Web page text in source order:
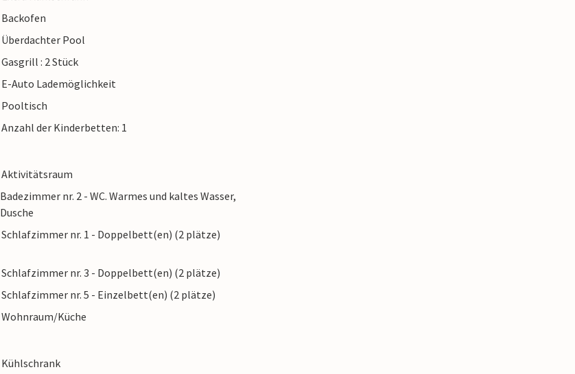
Backofen
Überdachter Pool
Gasgrill : 2 Stück
E-Auto Lademöglichkeit
Pooltisch
Anzahl der Kinderbetten: 1
Aktivitätsraum
Badezimmer nr. 2 - WC. Warmes und kaltes Wasser,
Dusche
Schlafzimmer nr. 1 - Doppelbett(en) (2 plätze)
Schlafzimmer nr. 3 - Doppelbett(en) (2 plätze)
Schlafzimmer nr. 5 - Einzelbett(en) (2 plätze)
Wohnraum/Küche
Kühlschrank